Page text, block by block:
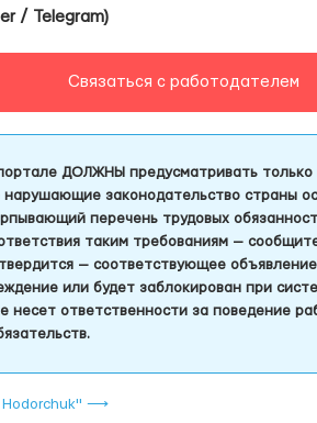
/ Telegram)
Связаться с работодателем
ДОЛЖНЫ предусматривать только
нарушающие законодательство страны
перечень трудовых
таким требованиям —
— соответствующее
или будет заблокирован при
несет ответственности за поведение
Hodorchuk" ⟶